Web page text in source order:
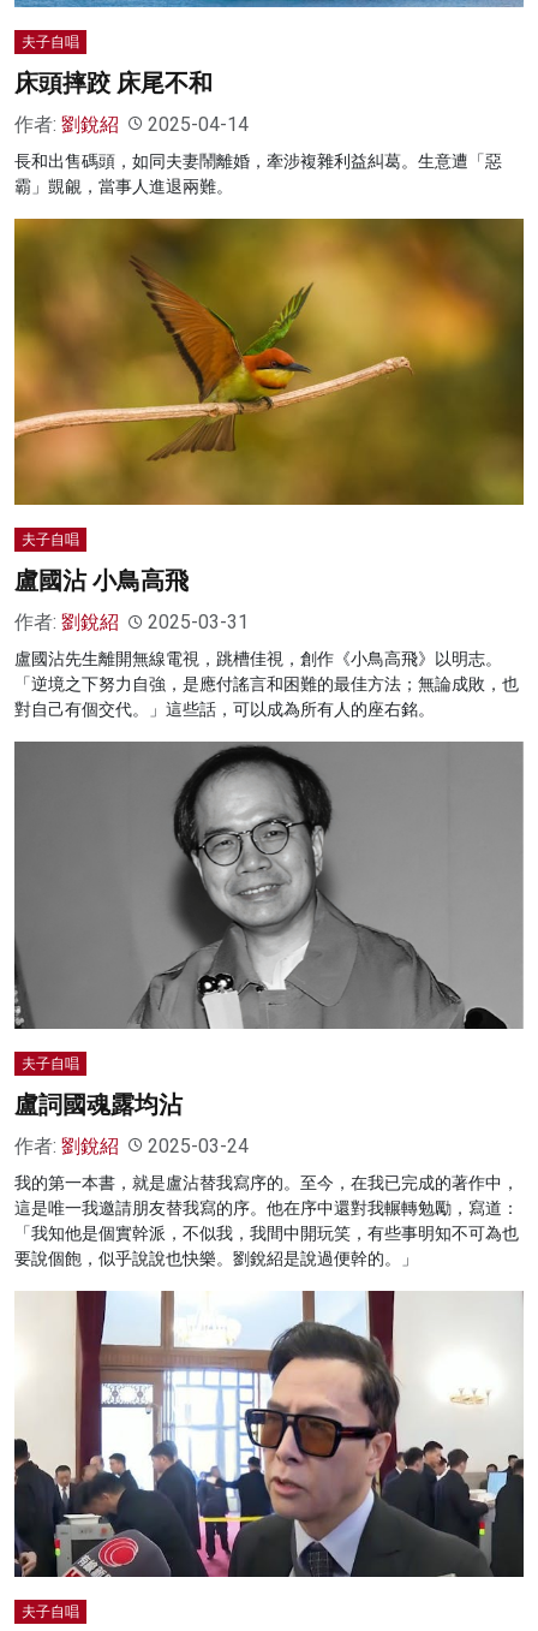
夫子自唱
床頭摔跤 床尾不和
作者: 劉銳紹 2025-04-14
長和出售碼頭，如同夫妻鬧離婚，牽涉複雜利益糾葛。生意遭「惡
霸」覬覦，當事人進退兩難。
夫子自唱
盧國沾 小鳥高飛
作者: 劉銳紹 2025-03-31
盧國沾先生離開無線電視，跳槽佳視，創作《小鳥高飛》以明志。
「逆境之下努力自強，是應付謠言和困難的最佳方法；無論成敗，也
對自己有個交代。」這些話，可以成為所有人的座右銘。
夫子自唱
盧詞國魂露均沾
作者: 劉銳紹 2025-03-24
我的第一本書，就是盧沾替我寫序的。至今，在我已完成的著作中，
這是唯一我邀請朋友替我寫的序。他在序中還對我輾轉勉勵，寫道：
「我知他是個實幹派，不似我，我間中開玩笑，有些事明知不可為也
要說個飽，似乎說說也快樂。劉銳紹是說過便幹的。」
夫子自唱